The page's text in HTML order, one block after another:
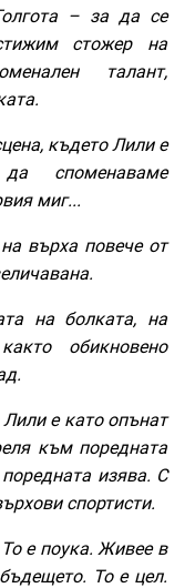
– за да се
стожер на
талант,
където Лили е
споменаваме
миг...
върха повече от
на болката, на
обикновено
е като опънат
към поредната
изява. С
спортисти.
е поука. Живее в
То е цел.